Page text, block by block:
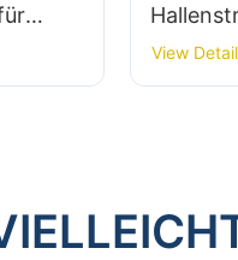
der
und
View